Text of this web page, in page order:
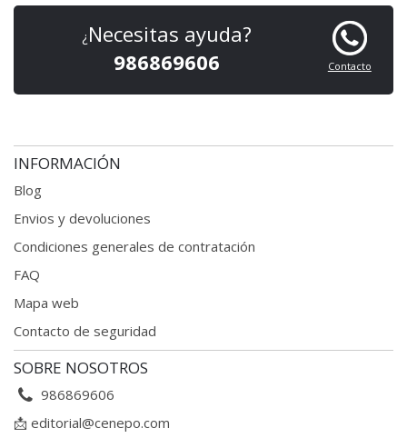
Contacto
¿ Necesitas ayuda?
986869606
INFORMACIÓN
Blog
Envios y devoluciones
Condiciones generales de contratación
FAQ
Mapa web
Contacto de seguridad
SOBRE NOSOTROS
986869606
📩 editorial@cenepo.com